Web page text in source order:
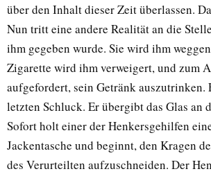
über den Inhalt dieser Zeit überlassen.
Nun tritt eine andere Realität an die
ihm gegeben wurde. Sie wird ihm
Zigarette wird ihm verweigert, und zum
aufgefordert, sein Getränk auszutrinken.
letzten Schluck. Er übergibt das Glas an
Sofort holt einer der Henkersgehilfen
Jackentasche und beginnt, den Kragen
des Verurteilten aufzuschneiden. Der